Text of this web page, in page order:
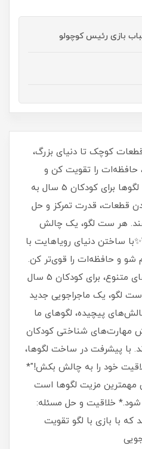
بازی رئیس کوچولو
کوچک تا دنیای بزرگ،
حافظه‌ات را تقویت کن و
خلاقیتت را شکوفا کن! این لگوها برای کودکان 5 سال به
قطعات، قدرت تمرکز و حل
هر ست لگو، یک چالش
ساختن دنیای رویاهایت با
شو و حافظه‌ات را قوی‌تر کن.
این لگوهای جذاب با طرح‌های متنوع، برای کودکان 5 سال
لگو، یک ماجراجویی جدید
پیچیده، لگوهای ما
مهارت‌های شناختی کودکان
با پیشرفت در ساخت لگوها،
خود را به چالش بکش!"*
مهمترین مزیت لگوها است
شود.* خلاقیت و حل مسئله:
با بازی با لگو تقویت